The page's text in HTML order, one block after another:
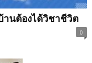
านต้องได้วิชาชีวิต
0